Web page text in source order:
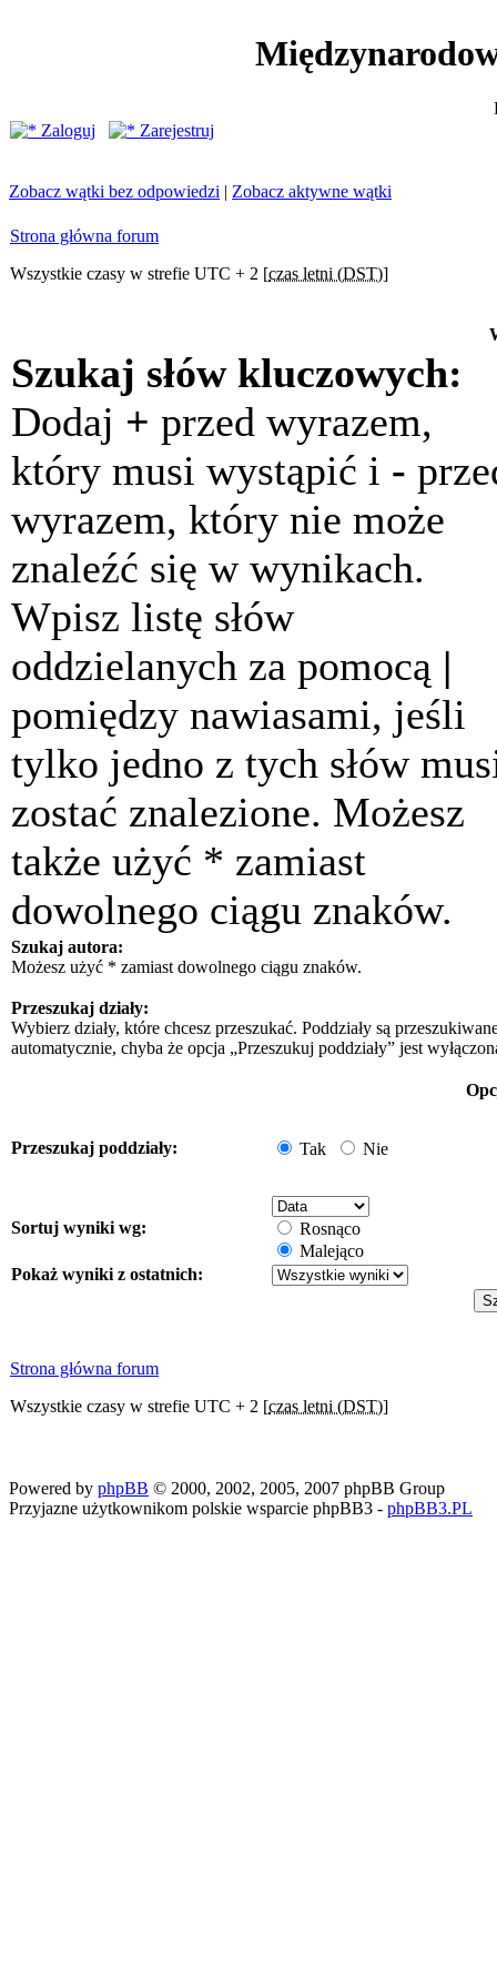
Zaloguj
Zarejestruj
Zobacz wątki bez odpowiedzi | Zobacz aktywne wątki
Strona główna forum
Wszystkie czasy w strefie UTC + 2 [czas letni (DST)]
Szukaj słów kluczowych:
Dodaj + przed wyrazem,
który musi wystąpić i -
wyrazem, który nie może
znaleźć się w wynikach.
Wpisz listę słów
oddzielanych za pomocą |
pomiędzy nawiasami, jeśli
tylko jedno z tych słów
zostać znalezione. Możesz
także użyć * zamiast
dowolnego ciągu znaków.
Szukaj autora:
Możesz użyć * zamiast dowolnego ciągu znaków.
Przeszukaj działy:
Wybierz działy, które chcesz przeszukać. Poddziały są
automatycznie, chyba że opcja „Przeszukuj poddziały” jest
Przeszukaj poddziały: Tak Nie
Sortuj wyniki wg:
Rosnąco
Malejąco
Pokaż wyniki z ostatnich:
Strona główna forum
Wszystkie czasy w strefie UTC + 2 [czas letni (DST)]
Powered by phpBB © 2000, 2002, 2005, 2007 phpBB Group
Przyjazne użytkownikom polskie wsparcie phpBB3 - phpBB3.PL